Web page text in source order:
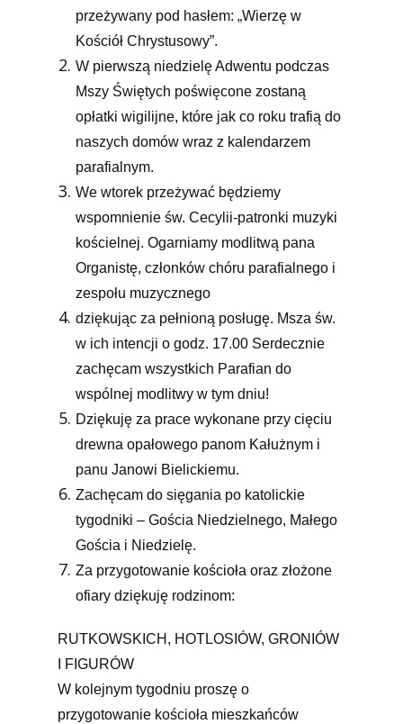
przeżywany pod hasłem: „Wierzę w
Kościół Chrystusowy”.
W pierwszą niedzielę Adwentu podczas
Mszy Świętych poświęcone zostaną
opłatki wigilijne, które jak co roku trafią do
naszych domów wraz z kalendarzem
parafialnym.
We wtorek przeżywać będziemy
wspomnienie św. Cecylii-patronki muzyki
kościelnej. Ogarniamy modlitwą pana
Organistę, członków chóru parafialnego i
zespołu muzycznego
dziękując za pełnioną posługę. Msza św.
w ich intencji o godz. 17.00 Serdecznie
zachęcam wszystkich Parafian do
wspólnej modlitwy w tym dniu!
Dziękuję za prace wykonane przy cięciu
drewna opałowego panom Kałużnym i
panu Janowi Bielickiemu.
Zachęcam do sięgania po katolickie
tygodniki – Gościa Niedzielnego, Małego
Gościa i Niedzielę.
Za przygotowanie kościoła oraz złożone
ofiary dziękuję rodzinom:
RUTKOWSKICH, HOTLOSIÓW, GRONIÓW
I FIGURÓW
W kolejnym tygodniu proszę o
przygotowanie kościoła mieszkańców